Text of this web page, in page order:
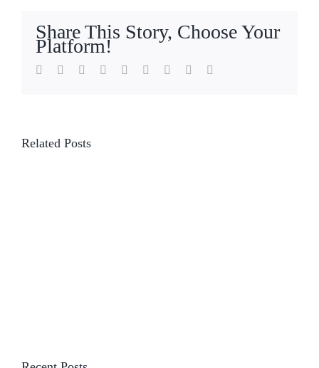
Share This Story, Choose Your
Platform!
Facebook
TwitterLinkedIn
Reddit WhatsApp
TumblrPinterest
Related Posts